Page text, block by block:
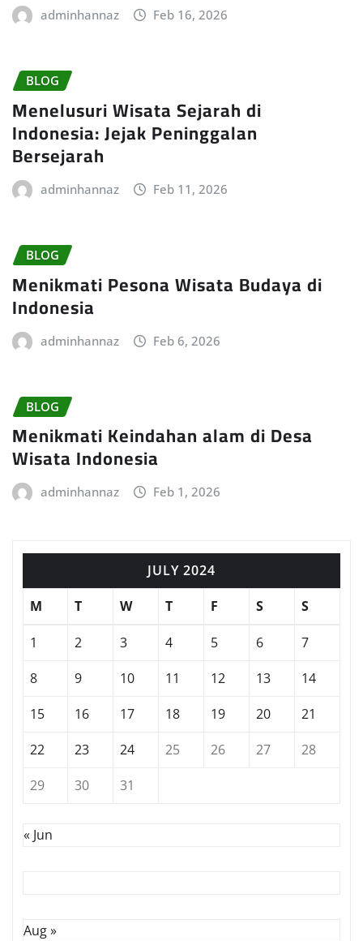
adminhannaz Feb 16, 2026
BLOG
Menelusuri Wisata Sejarah di
Indonesia: Jejak Peninggalan
Bersejarah
adminhannaz Feb 11, 2026
BLOG
Menikmati Pesona Wisata Budaya di
Indonesia
adminhannaz Feb 6, 2026
BLOG
Menikmati Keindahan alam di Desa
Wisata Indonesia
adminhannaz Feb 1, 2026
JULY 2024
M
T W T F S S
1 2 3 4 5 6
7
8
9 10 11 12 13
14
15
16 17 18 19 20
21
22
23 24 25 26 27
28
29
30 31
« Jun
Aug »